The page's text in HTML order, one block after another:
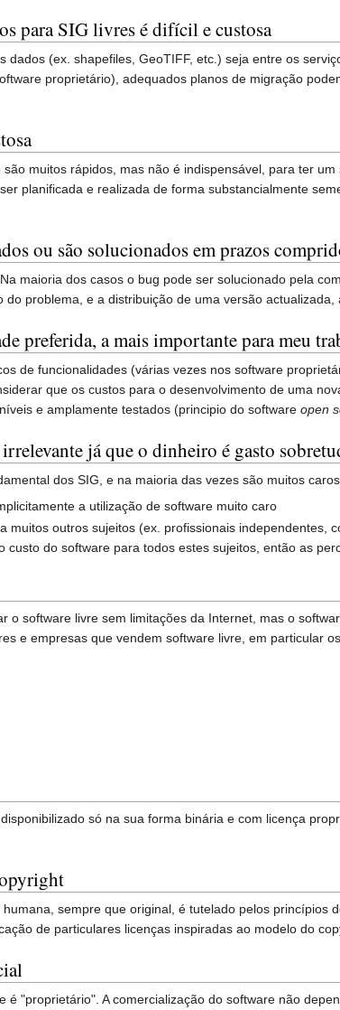
para SIG livres é difícil e custosa
dados (ex. shapefiles, GeoTIFF, etc.) seja entre os
proprietário), adequados planos de migração
muitos rápidos, mas não é indispensável, para ter
planificada e realizada de forma substancialmente
ou são solucionados em prazos
maioria dos casos o bug pode ser solucionado pela
problema, e a distribuição de uma versão
preferida, a mais importante para meu
de funcionalidades (várias vezes nos software
que os custos para o desenvolvimento de uma
e amplamente testados (principio do software open
já que o dinheiro é gasto
dos SIG, e na maioria das vezes são muitos
a utilização de software muito caro
muitos outros sujeitos (ex. profissionais independentes,
custo do software para todos estes sujeitos, então as
o software livre sem limitações da Internet, mas o
e empresas que vendem software livre, em particular
só na sua forma binária e com licença
sempre que original, é tutelado pelos
de particulares licenças inspiradas ao modelo do
é "proprietário". A comercialização do software não